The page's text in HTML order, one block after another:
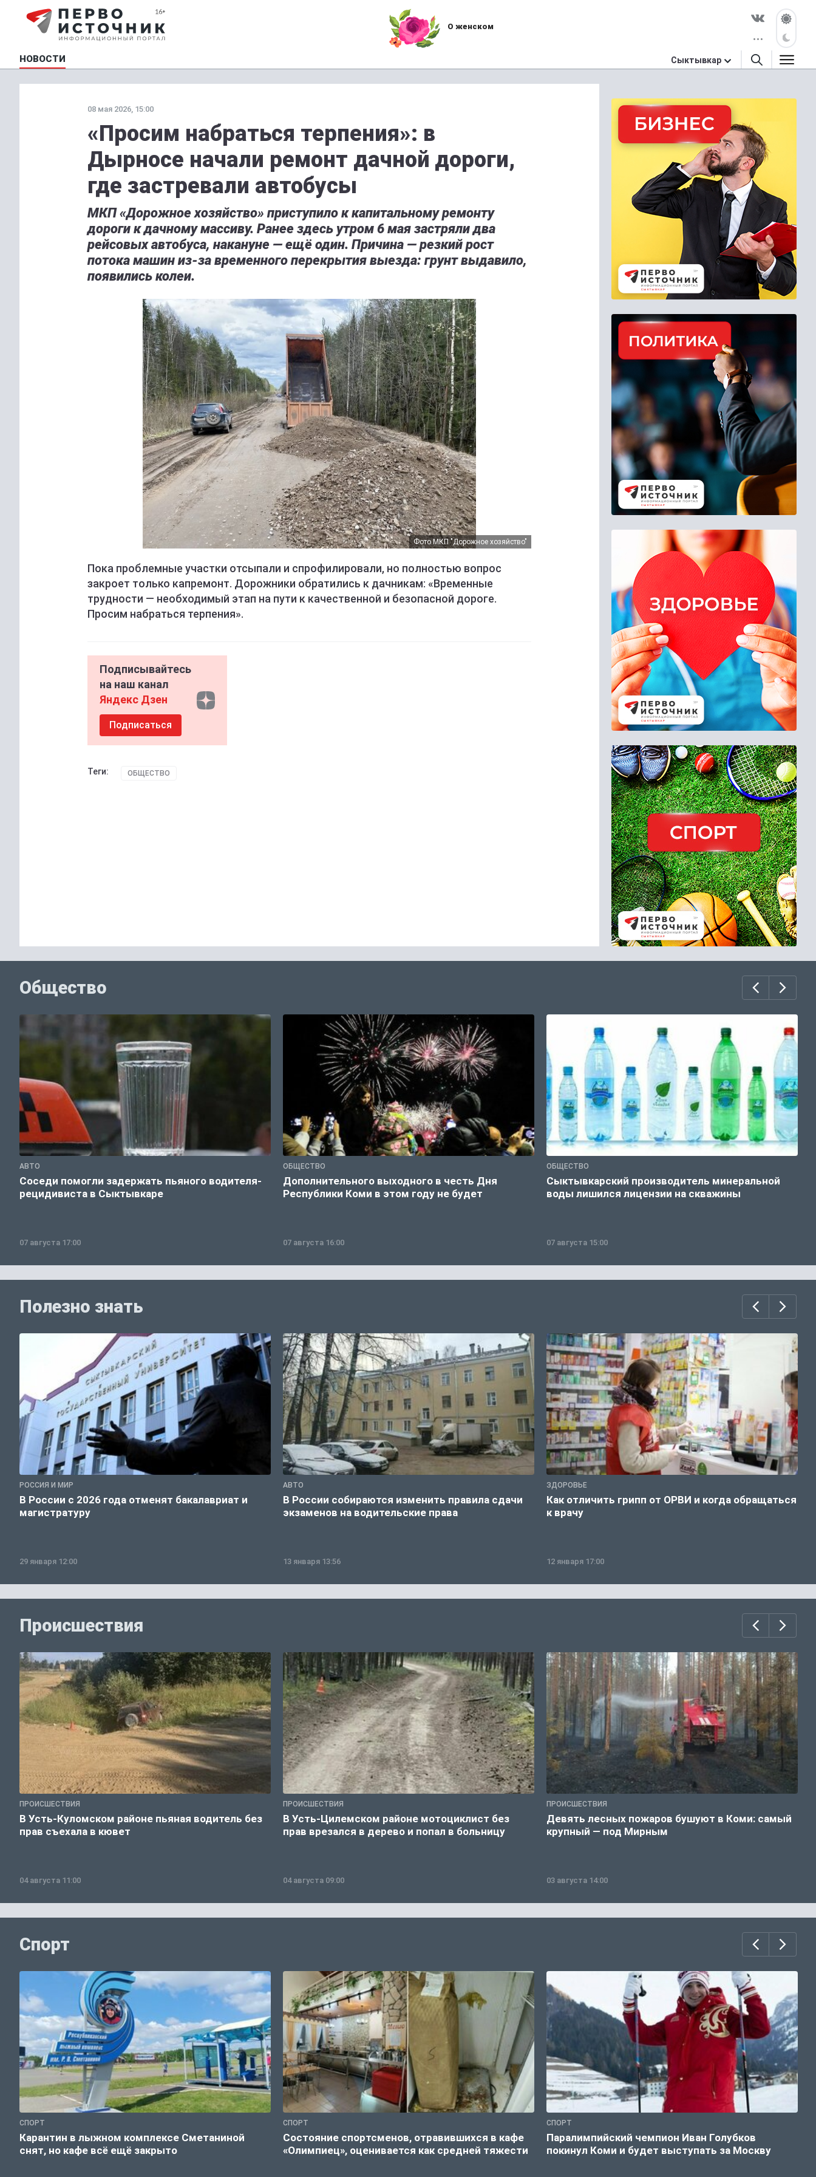
О женском
НОВОСТИ Сыктывкар
08 мая 2026, 15:00
«Просим набраться терпения»: в
Дырносе начали ремонт дачной дороги,
где застревали автобусы
МКП «Дорожное хозяйство» приступило к капитальному ремонту
дороги к дачному массиву. Ранее здесь утром 6 мая застряли два
рейсовых автобуса, накануне — ещё один. Причина — резкий рост
потока машин из-за временного перекрытия выезда: грунт выдавило,
появились колеи.
Фото МКП "Дорожное хозяйство"
Пока проблемные участки отсыпали и спрофилировали, но полностью вопрос
закроет только капремонт. Дорожники обратились к дачникам: «Временные
трудности — необходимый этап на пути к качественной и безопасной дороге.
Просим набраться терпения».
Подписывайтесь
на наш канал
Яндекс Дзен
Подписаться
Теги: ОБЩЕСТВО
Общество
АВТО
Соседи помогли задержать пьяного водителя-
рецидивиста в Сыктывкаре
07 августа 17:00
ОБЩЕСТВО
Дополнительного выходного в честь Дня
Республики Коми в этом году не будет
07 августа 16:00
ОБЩЕСТВО
Сыктывкарский производитель минеральной
воды лишился лицензии на скважины
07 августа 15:00
Полезно знать
РОССИЯ И МИР
В России с 2026 года отменят бакалавриат и
магистратуру
29 января 12:00
АВТО
В России собираются изменить правила сдачи
экзаменов на водительские права
13 января 13:56
ЗДОРОВЬЕ
Как отличить грипп от ОРВИ и когда обращаться
к врачу
12 января 17:00
Происшествия
ПРОИСШЕСТВИЯ
В Усть-Куломском районе пьяная водитель без
прав съехала в кювет
04 августа 11:00
ПРОИСШЕСТВИЯ
В Усть-Цилемском районе мотоциклист без
прав врезался в дерево и попал в больницу
04 августа 09:00
ПРОИСШЕСТВИЯ
Девять лесных пожаров бушуют в Коми: самый
крупный — под Мирным
03 августа 14:00
Спорт
СПОРТ
Карантин в лыжном комплексе Сметаниной
снят, но кафе всё ещё закрыто
СПОРТ
Состояние спортсменов, отравившихся в кафе
«Олимпиец», оценивается как средней тяжести
СПОРТ
Паралимпийский чемпион Иван Голубков
покинул Коми и будет выступать за Москву